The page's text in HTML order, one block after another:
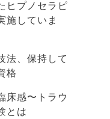
ヒプノセラピ
施していま
法、保持して
格
床感〜トラウ
とは